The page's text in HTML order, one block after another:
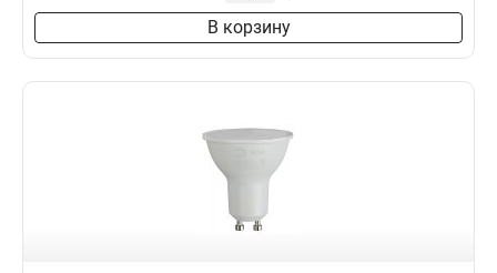
В корзину